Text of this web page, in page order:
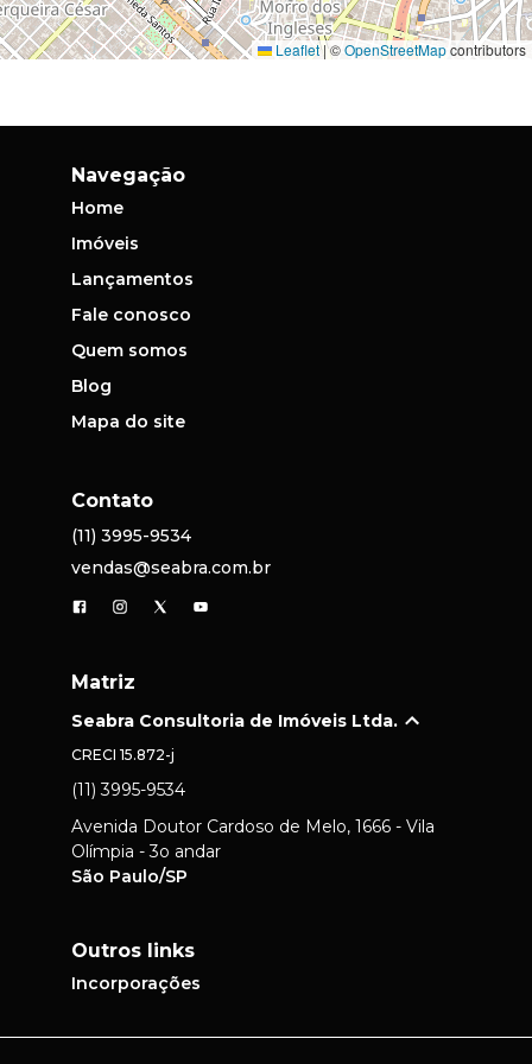
Leaflet |©OpenStreetMapcontributors
Navegação
Home
Imóveis
Lançamentos
Fale conosco
Quem somos
Blog
Mapa do site
Contato
(11) 3995-9534
vendas@seabra.com.br
Matriz
Seabra Consultoria de Imóveis Ltda.
CRECI 15.872-j
(11) 3995-9534
Avenida Doutor Cardoso de Melo, 1666 - Vila
Olímpia - 3o andar
São Paulo/SP
Outros links
Incorporações